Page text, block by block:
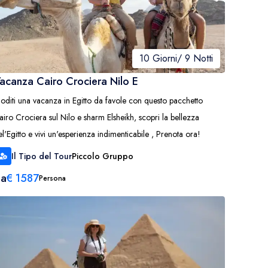
10 Giorni/ 9 Notti
Cairo Crociera Nilo E
una vacanza in Egitto da favole con questo pacchetto
Crociera sul Nilo e sharm Elsheikh, scopri la bellezza
e vivi un'esperienza indimenticabile , Prenota ora!
Il Tipo del TourPiccolo Gruppo
€ 1587Persona